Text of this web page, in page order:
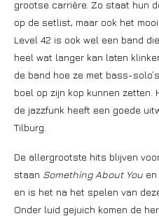
grootse carrière. Zo staat hun
op de setlist, maar ook het
Level 42 is ook wel een band
heel wat langer kan laten
de band hoe ze met bass-
boel op zijn kop kunnen zetten.
de jazzfunk heeft een goede
Tilburg.
De allergrootste hits blijven
staan Something About You en
en is het na het spelen van
Onder luid gejuich komen de